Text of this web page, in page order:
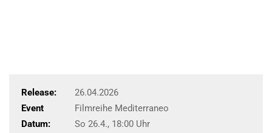
Release:
26.04.2026
Event
Filmreihe Mediterraneo
Datum:
So 26.4., 18:00 Uhr